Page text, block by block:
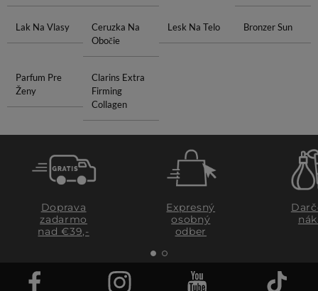
Lak Na Vlasy
Ceruzka Na
Obočie
Lesk Na Telo Bronzer Sun
Parfum Pre
Ženy
Clarins Extra
Firming
Collagen
Doprava
zadarmo
nad €39,-
Expresný
osobný
odber